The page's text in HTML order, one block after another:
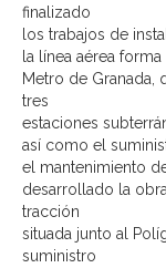
finalizado
los trabajos de
la línea aérea
Metro de Granada,
tres
estaciones
así como el
el mantenimiento
desarrollado la
tracción
situada junto al
suministro